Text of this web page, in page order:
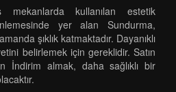
mekanlarda kullanılan estetik
yer alan Sundurma,
şıklık katmaktadır. Dayanıklı
belirlemek için gereklidir. Satın
İndirim almak, daha sağlıklı bir